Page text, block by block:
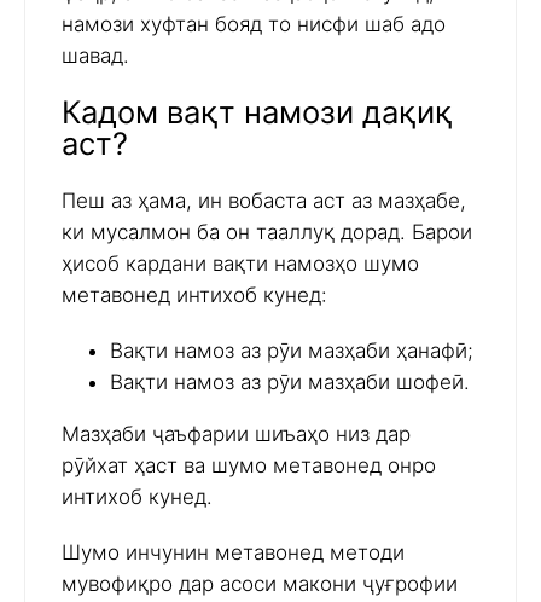
намози хуфтан бояд то нисфи шаб адо
шавад.
Кадом вақт намози дақиқ
аст?
Пеш аз ҳама, ин вобаста аст аз мазҳабе,
ки мусалмон ба он тааллуқ дорад. Барои
ҳисоб кардани вақти намозҳо шумо
метавонед интихоб кунед:
Вақти намоз аз рӯи мазҳаби ҳанафӣ;
Вақти намоз аз рӯи мазҳаби шофеӣ.
Мазҳаби ҷаъфарии шиъаҳо низ дар
рӯйхат ҳаст ва шумо метавонед онро
интихоб кунед.
Шумо инчунин метавонед методи
мувофиқро дар асоси макони ҷуғрофии